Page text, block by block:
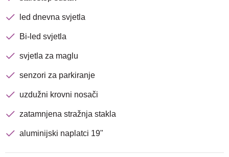
led dnevna svjetla
Bi-led svjetla
svjetla za maglu
senzori za parkiranje
uzdužni krovni nosači
zatamnjena stražnja stakla
aluminijski naplatci 19"